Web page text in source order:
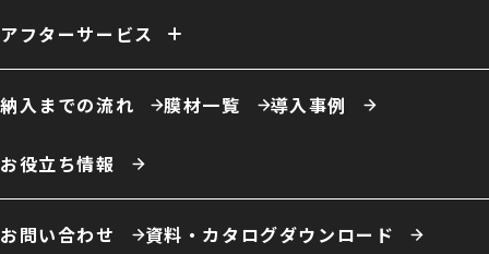
農業用倉庫
車庫・格納庫
保温・保冷対応倉庫
仮置場 室内テント
事務所・オフィス
スポーツ施設・室内運動場
室内遊戯場 展示場
エコロジー施設
テント倉庫
ハイブリッド倉庫
アフターサービス
膜材張り替え・建て替え 膜材劣化診断サービス 屋根改修
納入までの流れ 膜材一覧 導入事例
お役立ち情報
お問い合わせ 資料・カタログダウンロード